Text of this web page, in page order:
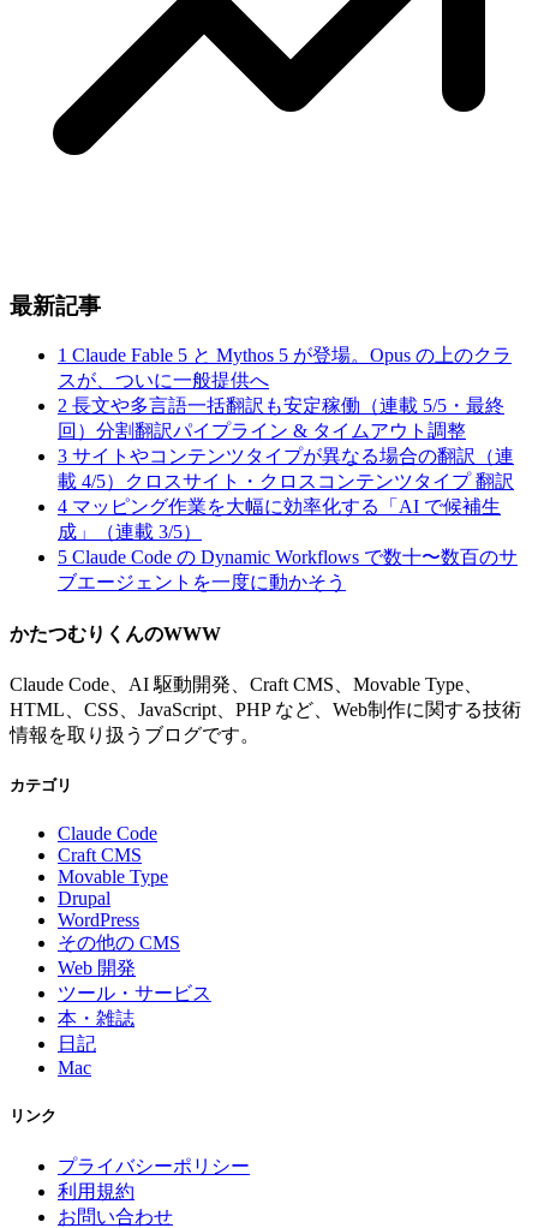
最新記事
1 Claude Fable 5 と Mythos 5 が登場。Opus の上のクラ
スが、ついに一般提供へ
2 長文や多言語一括翻訳も安定稼働（連載 5/5・最終
回）分割翻訳パイプライン & タイムアウト調整
3 サイトやコンテンツタイプが異なる場合の翻訳（連
載 4/5）クロスサイト・クロスコンテンツタイプ 翻訳
4 マッピング作業を大幅に効率化する「AI で候補生
成」（連載 3/5）
5 Claude Code の Dynamic Workflows で数十〜数百のサ
ブエージェントを一度に動かそう
かたつむりくんのWWW
Claude Code、AI 駆動開発、Craft CMS、Movable Type、
HTML、CSS、JavaScript、PHP など、Web制作に関する技術
情報を取り扱うブログです。
カテゴリ
Claude Code
Craft CMS
Movable Type
Drupal
WordPress
その他の CMS
Web 開発
ツール・サービス
本・雑誌
日記
Mac
リンク
プライバシーポリシー
利用規約
お問い合わせ